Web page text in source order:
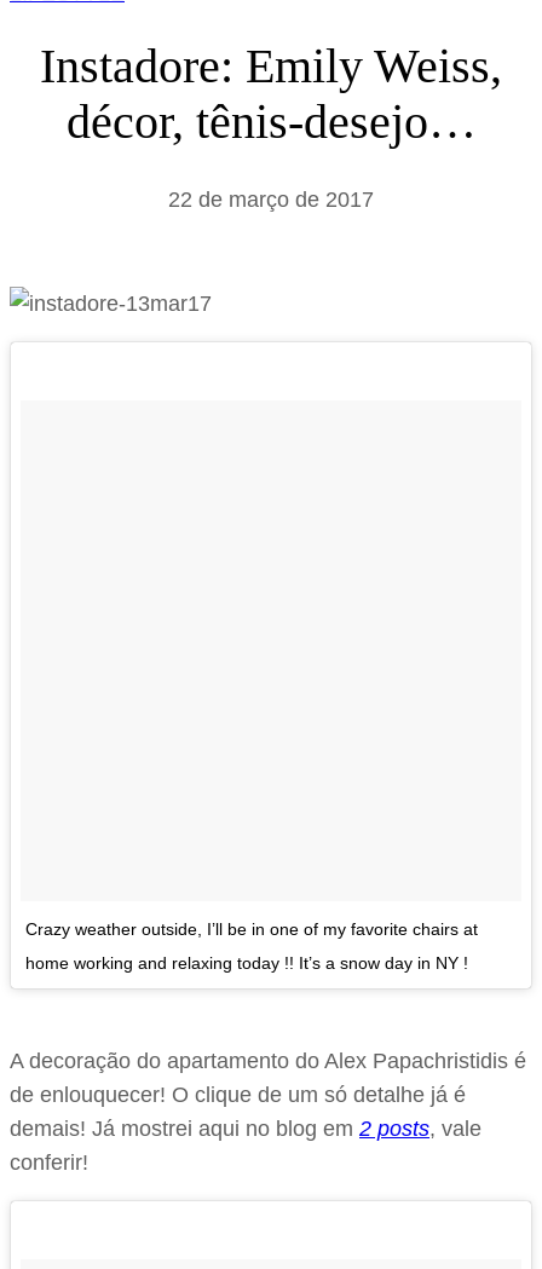
Instadore: Emily Weiss,
décor, tênis-desejo…
22 de março de 2017
Crazy weather outside, I’ll be in one of my favorite chairs at
home working and relaxing today !! It’s a snow day in NY !
A decoração do apartamento do Alex Papachristidis é
de enlouquecer! O clique de um só detalhe já é
demais! Já mostrei aqui no blog em 2 posts, vale
conferir!